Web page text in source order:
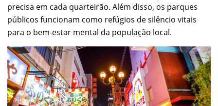
precisa em cada quarteirão. Além disso, os parques
públicos funcionam como refúgios de silêncio vitais
para o bem-estar mental da população local.